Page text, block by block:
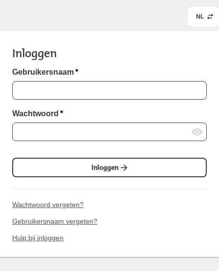
NL
Inloggen
Gebruikersnaam*
Wachtwoord *
Inloggen
Wachtwoord vergeten?
Gebruikersnaam vergeten?
Hulp bij inloggen